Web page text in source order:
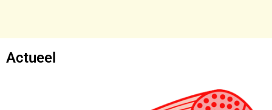
Actueel